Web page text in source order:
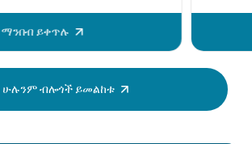
ማንበብ ይቀጥሉ
ከመከሰቱ
ሰው
ማወቅ
ሁሉንም ብሎጎች ይመልከቱ